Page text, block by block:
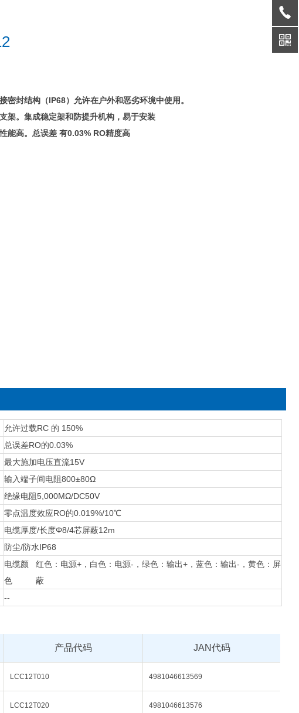
密封结构（IP68）允许在户外和恶劣环境中使用。
架。 集成稳定架和防提升机构，易于安装
能高。 总误差 有0.03% RO精度高
允许过载RC 的 150%
总误差RO的0.03%
最大施加电压直流15V
输入端子间电阻800±80Ω
绝缘电阻5,000MΩ/DC50V
零点温度效应RO的0.019%/10℃
电缆厚度/长度Φ8/4芯屏蔽12m
防尘/防水IP68
电缆颜
色
红色：电源+，白色：电源-，绿色：输出+，蓝色：输出-，黄色：屏
蔽
--
产品代码 JAN代码
LCC12T010 4981046613569
LCC12T020 4981046613576